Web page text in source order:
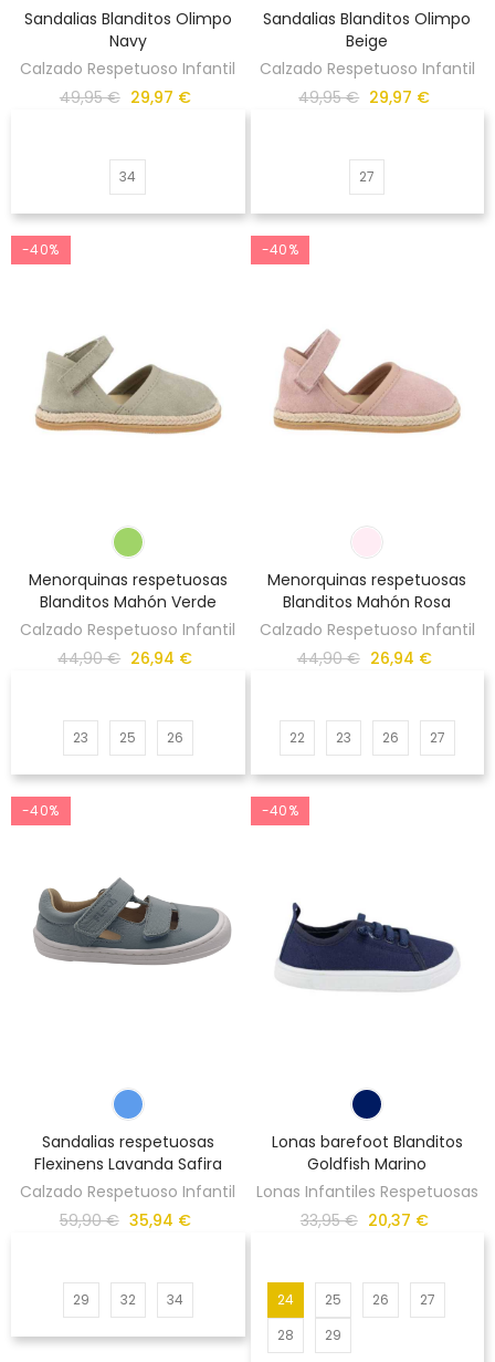
Sandalias Blanditos Olimpo
Navy
Calzado Respetuoso Infantil
49,95 € 29,97 €
34
Sandalias Blanditos Olimpo
Beige
Calzado Respetuoso Infantil
49,95 € 29,97 €
27
-40%
Menorquinas respetuosas
Blanditos Mahón Verde
Calzado Respetuoso Infantil
44,90 € 26,94 €
23 25 26
-40%
Menorquinas respetuosas
Blanditos Mahón Rosa
Calzado Respetuoso Infantil
44,90 € 26,94 €
22 23 26 27
-40%
Sandalias respetuosas
Flexinens Lavanda Safira
Calzado Respetuoso Infantil
59,90 € 35,94 €
29 32 34
-40%
Lonas barefoot Blanditos
Goldfish Marino
Lonas Infantiles Respetuosas
33,95 € 20,37 €
24 25 26
27
28
29